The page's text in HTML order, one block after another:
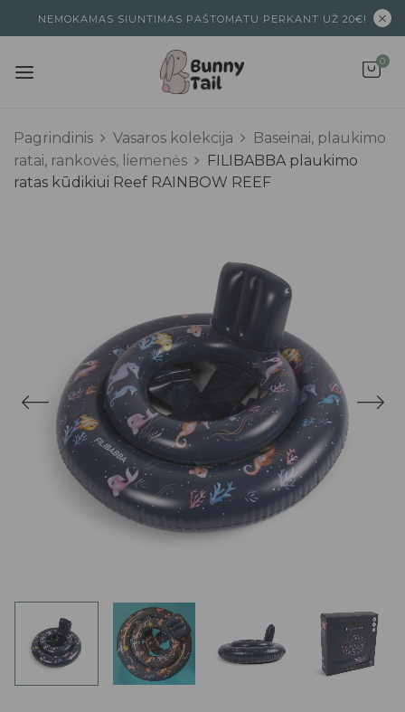
NEMOKAMAS SIUNTIMAS PAŠTOMATU PERKANT UŽ 20€!
0
Pagrindinis Vasaros kolekcija
Baseinai, plaukimo
ratai, rankovės, liemenės
FILIBABBA plaukimo
ratas kūdikiui Reef RAINBOW REEF